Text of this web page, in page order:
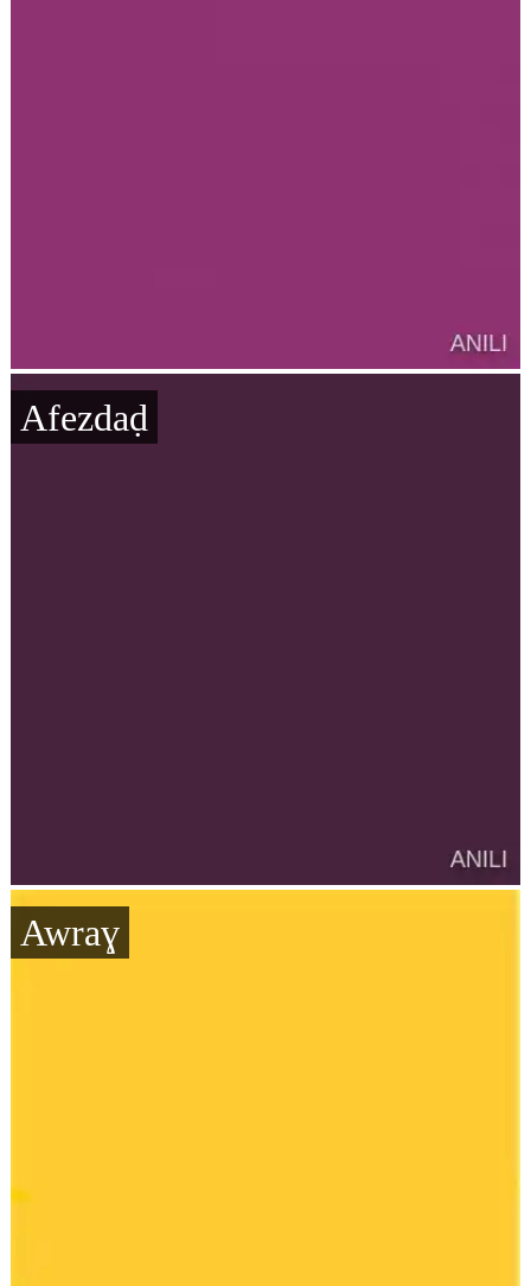
Afezdaḍ
Awraɣ